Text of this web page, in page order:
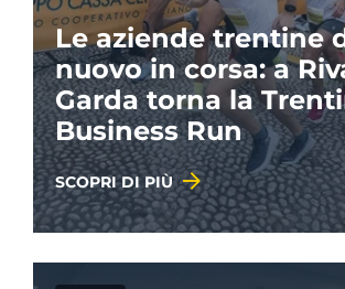
Le aziende trentine
nuovo in corsa: a
Garda torna la
Business Run
SCOPRI DI PIÙ